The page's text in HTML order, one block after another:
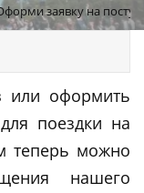
заявку на
или оформить
поездки на
теперь можно
нашего